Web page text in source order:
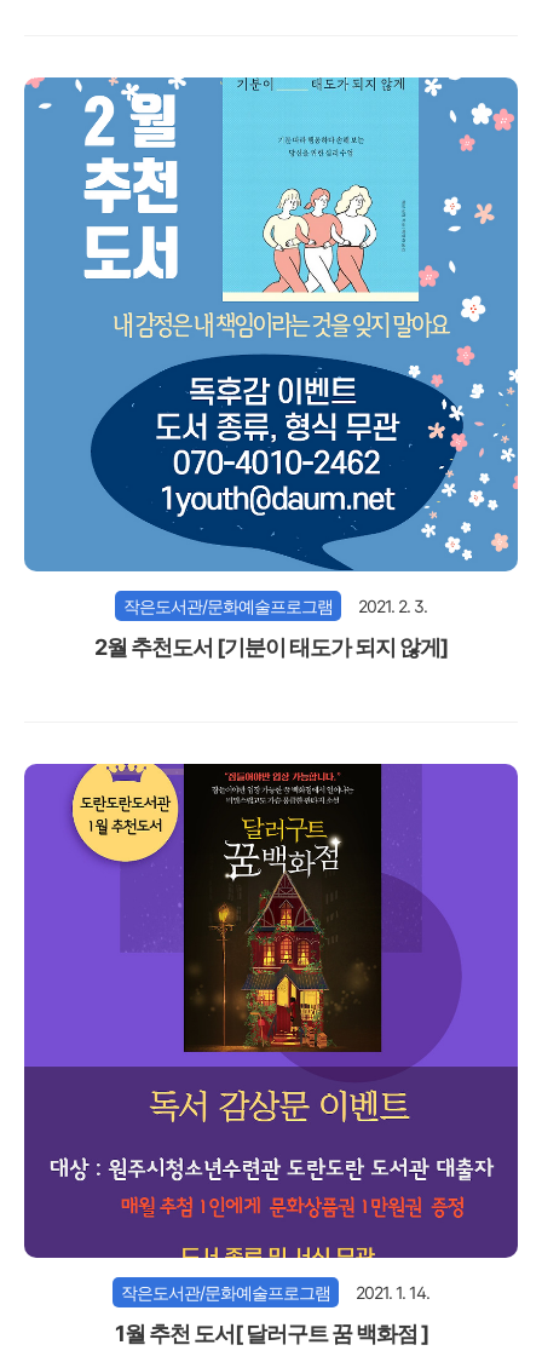
작은도서관/문화예술프로그램 2021. 2. 3.
2월 추천도서 [기분이 태도가 되지 않게]
작은도서관/문화예술프로그램 2021. 1. 14.
1월 추천 도서[ 달러구트 꿈 백화점 ]